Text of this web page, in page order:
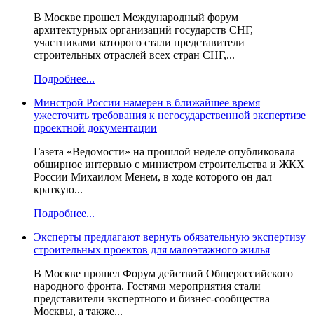
В Москве прошел Международный форум
архитектурных организаций государств СНГ,
участниками которого стали представители
строительных отраслей всех стран СНГ,...
Подробнее...
Минстрой России намерен в ближайшее время
ужесточить требования к негосударственной экспертизе
проектной документации
Газета «Ведомости» на прошлой неделе опубликовала
обширное интервью с министром строительства и ЖКХ
России Михаилом Менем, в ходе которого он дал
краткую...
Подробнее...
Эксперты предлагают вернуть обязательную экспертизу
строительных проектов для малоэтажного жилья
В Москве прошел Форум действий Общероссийского
народного фронта. Гостями мероприятия стали
представители экспертного и бизнес-сообщества
Москвы, а также...